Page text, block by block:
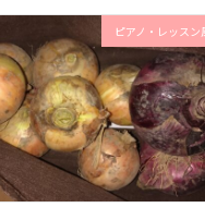
ピアノ・レッスン